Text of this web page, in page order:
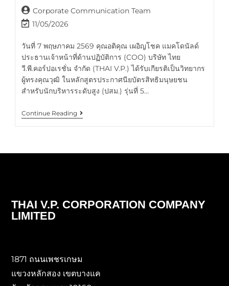
Corporate Communication Team
11/05/2026
วันที่ 7 พฤษภาคม 2569 คุณอติคุณ เผอิญโชค แมคโดนัลด์
ประธานเจ้าหน้าที่ด้านปฏิบัติการ (COO) บริษัท ไทย
วี.พี.คอร์ปอเรชั่น จำกัด (THAI V.P.) ได้รับเกียรติเป็นวิทยากร
ผู้ทรงคุณวุฒิ ในหลักสูตรประกาศนียบัตรสิทธิมนุษยชน
สำหรับนักบริหารระดับสูง (ปสม.) รุ่นที่ 5…
Continue Reading
THAI V.P. CORPORATION COMPANY
LIMITED
1871 ถนนเพชรเกษม
แขวงหลักสอง เขตบางแค